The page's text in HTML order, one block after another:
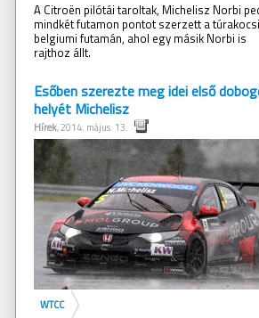
A Citroën pilótái taroltak, Michelisz Norbi
mindkét futamon pontot szerzett a
belgiumi futamán, ahol egy másik Norbi is
rajthoz állt.
Esőben szerezte meg idei első
helyét Michelisz
Hírek, 2014. május. 13.
WTCC